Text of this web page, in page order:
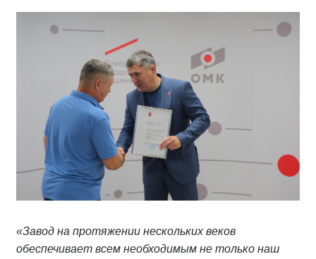
«Завод на протяжении нескольких веков
обеспечивает всем необходимым не только наш